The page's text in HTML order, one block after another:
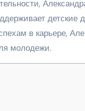
в карьере,
молодежи.